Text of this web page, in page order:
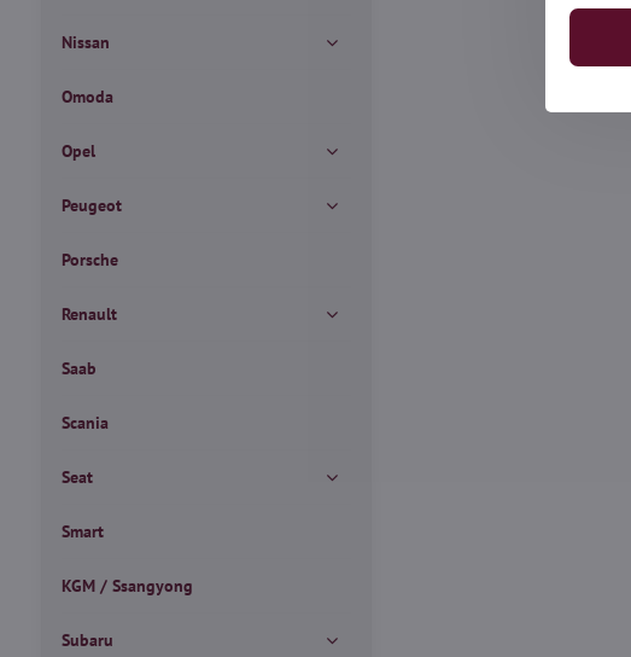
Nissan
Omoda
Opel
Peugeot
Porsche
Renault
Saab
Scania
Seat
Smart
KGM / Ssangyong
Subaru